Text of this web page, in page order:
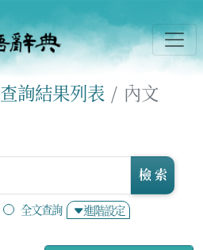
查詢結果列表 內文
全文查詢 進階設定
檢 索